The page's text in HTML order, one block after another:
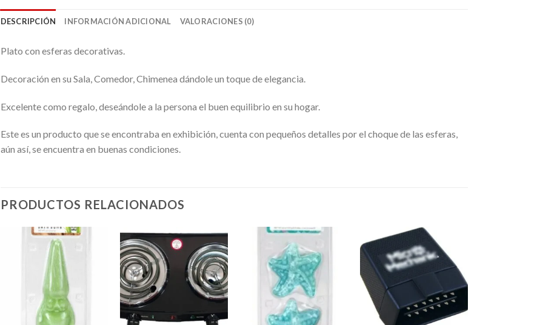
DESCRIPCIÓN INFORMACIÓN ADICIONAL VALORACIONES (0)
Plato con esferas decorativas.
Decoración en su Sala, Comedor, Chimenea dándole un toque de elegancia.
Excelente como regalo, deseándole a la persona el buen equilibrio en su hogar.
Este es un producto que se encontraba en exhibición, cuenta con pequeños detalles por el choque de las esferas,
aún así, se encuentra en buenas condiciones.
PRODUCTOS RELACIONADOS
Añadir
a la
lista de
deseos
+
Añadir
lista de
Añadir
a la
deseos